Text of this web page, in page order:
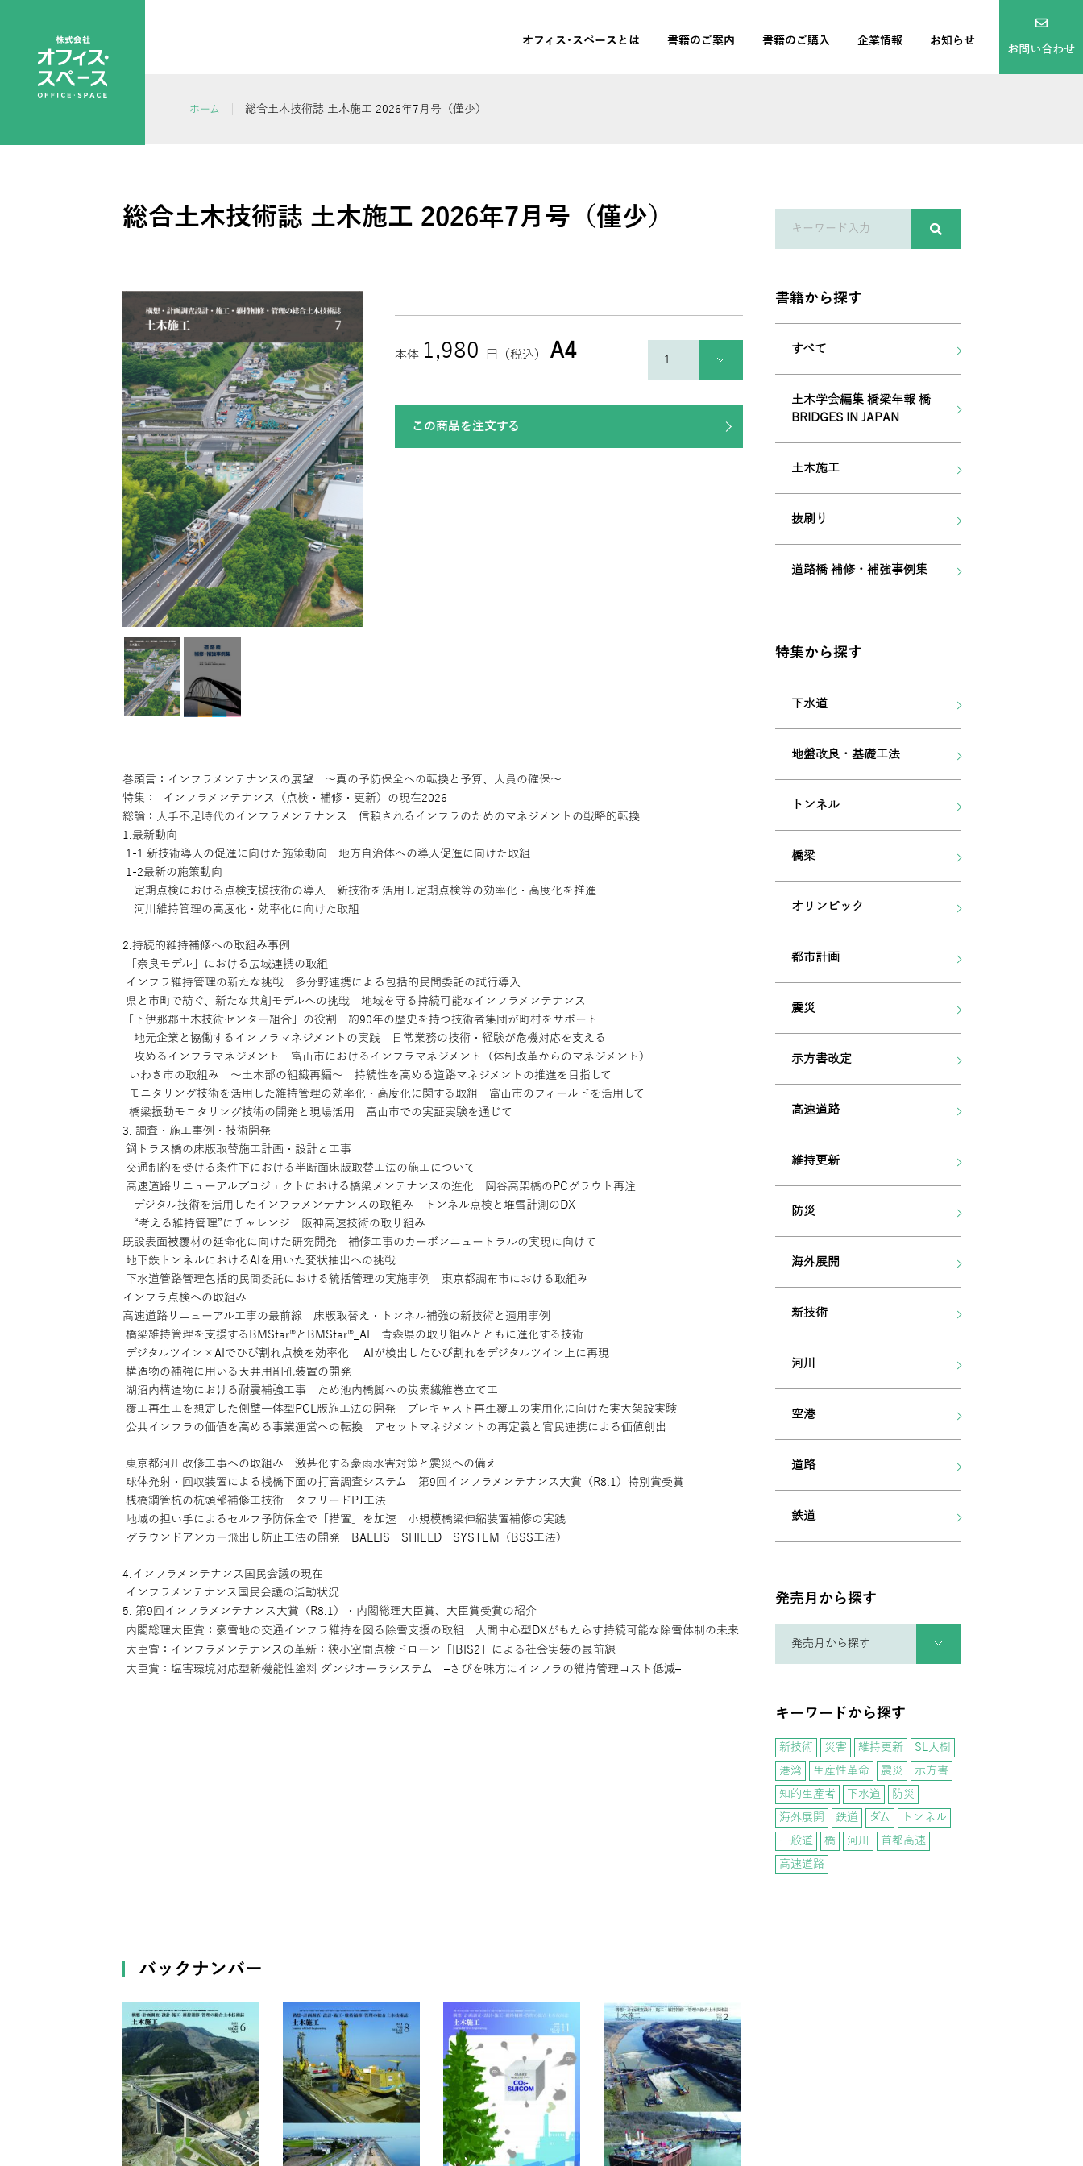
オフィス･スペースとは 書籍のご案内 書籍のご購入 企業情報 お知らせ
お問い合わせ
ホーム 総合土木技術誌 土木施工 2026年7月号（僅少）
総合土木技術誌 土木施工 2026年7月号（僅少）
本体 1,980 円（税込） A4
この商品を注文する
巻頭言：インフラメンテナンスの展望 〜真の予防保全への転換と予算、人員の確保〜
特集： インフラメンテナンス（点検・補修・更新）の現在2026
総論：人手不足時代のインフラメンテナンス 信頼されるインフラのためのマネジメントの戦略的転換
1.最新動向
1-1 新技術導入の促進に向けた施策動向 地方自治体への導入促進に向けた取組
1-2最新の施策動向
定期点検における点検支援技術の導入 新技術を活用し定期点検等の効率化・高度化を推進
河川維持管理の高度化・効率化に向けた取組
2.持続的維持補修への取組み事例
「奈良モデル」における広域連携の取組
インフラ維持管理の新たな挑戦 多分野連携による包括的民間委託の試行導入
県と市町で紡ぐ、新たな共創モデルへの挑戦 地域を守る持続可能なインフラメンテナンス
「下伊那郡土木技術センター組合」の役割 約90年の歴史を持つ技術者集団が町村をサポート
地元企業と協働するインフラマネジメントの実践 日常業務の技術・経験が危機対応を支える
攻めるインフラマネジメント 富山市におけるインフラマネジメント（体制改革からのマネジメント）
いわき市の取組み 〜土木部の組織再編〜 持続性を高める道路マネジメントの推進を目指して
モニタリング技術を活用した維持管理の効率化・高度化に関する取組 富山市のフィールドを活用して
橋梁振動モニタリング技術の開発と現場活用 富山市での実証実験を通じて
3. 調査・施工事例・技術開発
鋼トラス橋の床版取替施工計画・設計と工事
交通制約を受ける条件下における半断面床版取替工法の施工について
高速道路リニューアルプロジェクトにおける橋梁メンテナンスの進化 岡谷高架橋のPCグラウト再注
デジタル技術を活用したインフラメンテナンスの取組み トンネル点検と堆雪計測のDX
“考える維持管理”にチャレンジ 阪神高速技術の取り組み
既設表面被覆材の延命化に向けた研究開発 補修工事のカーボンニュートラルの実現に向けて
地下鉄トンネルにおけるAIを用いた変状抽出への挑戦
下水道管路管理包括的民間委託における統括管理の実施事例 東京都調布市における取組み
インフラ点検への取組み
高速道路リニューアル工事の最前線 床版取替え・トンネル補強の新技術と適用事例
橋梁維持管理を支援するBMStar®とBMStar®_AI 青森県の取り組みとともに進化する技術
デジタルツイン×AIでひび割れ点検を効率化 AIが検出したひび割れをデジタルツイン上に再現
構造物の補強に用いる天井用削孔装置の開発
湖沼内構造物における耐震補強工事 ため池内橋脚への炭素繊維巻立て工
覆工再生工を想定した側壁一体型PCL版施工法の開発 プレキャスト再生覆工の実用化に向けた実大架設実験
公共インフラの価値を高める事業運営への転換 アセットマネジメントの再定義と官民連携による価値創出
東京都河川改修工事への取組み 激甚化する豪雨水害対策と震災への備え
球体発射・回収装置による桟橋下面の打音調査システム 第9回インフラメンテナンス大賞（R8.1）特別賞受賞
桟橋鋼管杭の杭頭部補修工技術 タフリードPJ工法
地域の担い手によるセルフ予防保全で「措置」を加速 小規模橋梁伸縮装置補修の実践
グラウンドアンカー飛出し防止工法の開発 BALLIS−SHIELD−SYSTEM（BSS工法）
4.インフラメンテナンス国民会議の現在
インフラメンテナンス国民会議の活動状況
5. 第9回インフラメンテナンス大賞（R8.1）・内閣総理大臣賞、大臣賞受賞の紹介
内閣総理大臣賞：豪雪地の交通インフラ維持を図る除雪支援の取組 人間中心型DXがもたらす持続可能な除雪体制の未来
大臣賞：インフラメンテナンスの革新：狭小空間点検ドローン「IBIS2」による社会実装の最前線
大臣賞：塩害環境対応型新機能性塗料 ダンジオーラシステム ‒さびを味方にインフラの維持管理コスト低減‒
バックナンバー
書籍から探す
すべて
土木学会編集 橋梁年報 橋
BRIDGES IN JAPAN
土木施工
抜刷り
道路橋 補修・補強事例集
特集から探す
下水道
地盤改良・基礎工法
トンネル
橋梁
オリンピック
都市計画
震災
示方書改定
高速道路
維持更新
防災
海外展開
新技術
河川
空港
道路
鉄道
発売月から探す
キーワードから探す
新技術 災害 維持更新
SL大樹
港湾
生産性革命 震災
示方書
知的生産者
下水道
防災
海外展開
鉄道 ダム
トンネル
一般道
橋 河川
首都高速
高速道路